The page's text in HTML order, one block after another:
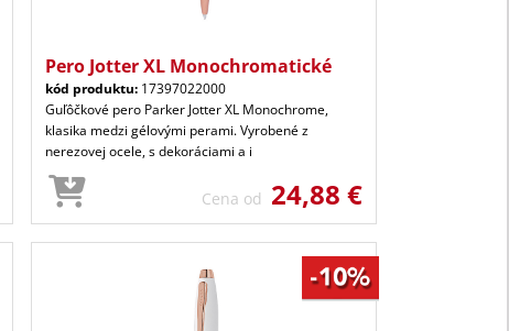
Pero Jotter XL Monochromatické
kód produktu: 17397022000
Guľôčkové pero Parker Jotter XL Monochrome,
klasika medzi gélovými perami. Vyrobené z
nerezovej ocele, s dekoráciami a i
Cena od 24,88 €